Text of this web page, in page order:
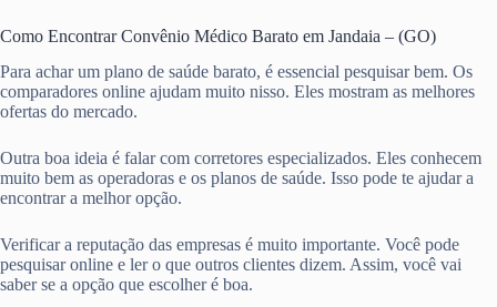
Como Encontrar Convênio Médico Barato em Jandaia – (GO)
Para achar um plano de saúde barato, é essencial pesquisar bem. Os
comparadores online ajudam muito nisso. Eles mostram as melhores
ofertas do mercado.
Outra boa ideia é falar com corretores especializados. Eles conhecem
muito bem as operadoras e os planos de saúde. Isso pode te ajudar a
encontrar a melhor opção.
Verificar a reputação das empresas é muito importante. Você pode
pesquisar online e ler o que outros clientes dizem. Assim, você vai
saber se a opção que escolher é boa.